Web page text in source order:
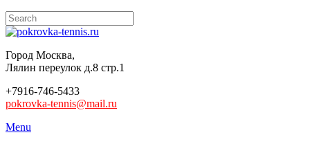
Город Москва,
Лялин переулок д.8 стр.1
+7916-746-5433
pokrovka-tennis@mail.ru
Menu